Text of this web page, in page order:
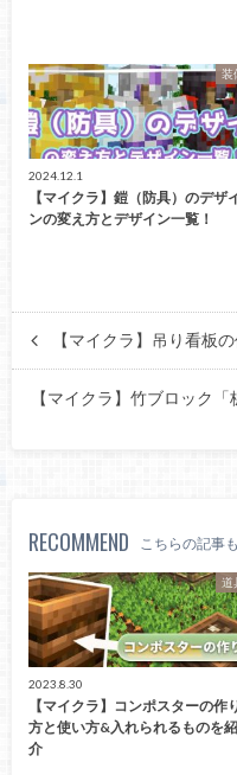
装
2024.12.1
【マイクラ】鎧（防具）のデザ
ンの変え方とデザイン一覧！
【マイクラ】吊り看板
【マイクラ】竹ブロック
RECOMMEND こちらの記事
道
2023.8.30
【マイクラ】コンポスターの作
方と使い方&入れられるものを紹
介